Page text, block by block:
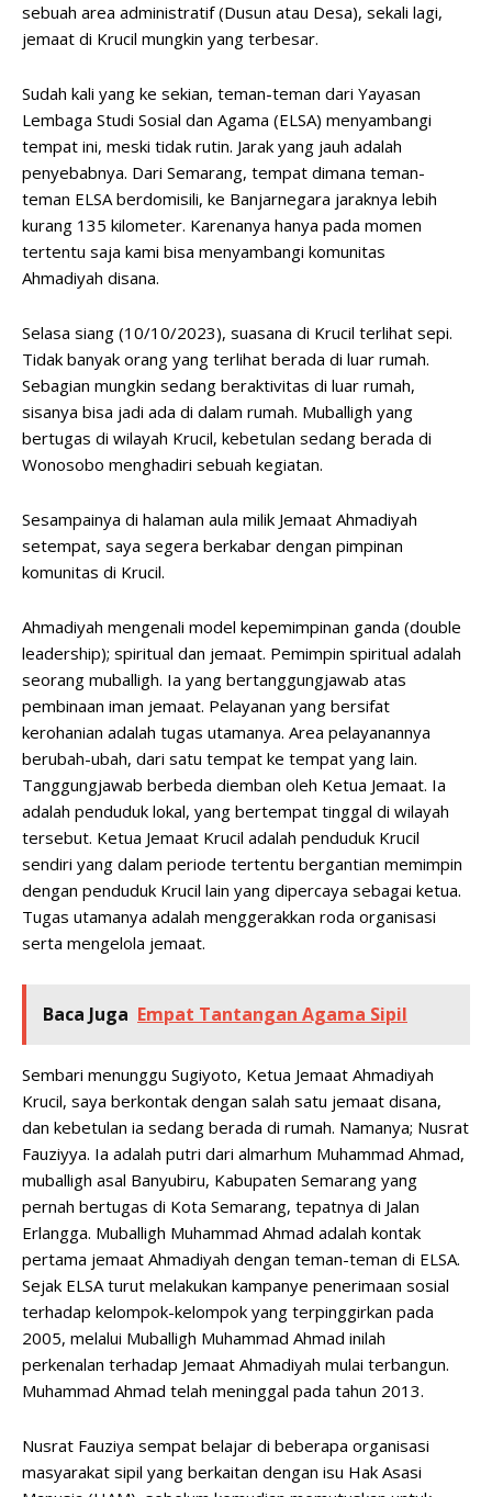
sebuah area administratif (Dusun atau Desa), sekali lagi,
jemaat di Krucil mungkin yang terbesar.
Sudah kali yang ke sekian, teman-teman dari Yayasan
Lembaga Studi Sosial dan Agama (ELSA) menyambangi
tempat ini, meski tidak rutin. Jarak yang jauh adalah
penyebabnya. Dari Semarang, tempat dimana teman-
teman ELSA berdomisili, ke Banjarnegara jaraknya lebih
kurang 135 kilometer. Karenanya hanya pada momen
tertentu saja kami bisa menyambangi komunitas
Ahmadiyah disana.
Selasa siang (10/10/2023), suasana di Krucil terlihat sepi.
Tidak banyak orang yang terlihat berada di luar rumah.
Sebagian mungkin sedang beraktivitas di luar rumah,
sisanya bisa jadi ada di dalam rumah. Muballigh yang
bertugas di wilayah Krucil, kebetulan sedang berada di
Wonosobo menghadiri sebuah kegiatan.
Sesampainya di halaman aula milik Jemaat Ahmadiyah
setempat, saya segera berkabar dengan pimpinan
komunitas di Krucil.
Ahmadiyah mengenali model kepemimpinan ganda (double
leadership); spiritual dan jemaat. Pemimpin spiritual adalah
seorang muballigh. Ia yang bertanggungjawab atas
pembinaan iman jemaat. Pelayanan yang bersifat
kerohanian adalah tugas utamanya. Area pelayanannya
berubah-ubah, dari satu tempat ke tempat yang lain.
Tanggungjawab berbeda diemban oleh Ketua Jemaat. Ia
adalah penduduk lokal, yang bertempat tinggal di wilayah
tersebut. Ketua Jemaat Krucil adalah penduduk Krucil
sendiri yang dalam periode tertentu bergantian memimpin
dengan penduduk Krucil lain yang dipercaya sebagai ketua.
Tugas utamanya adalah menggerakkan roda organisasi
serta mengelola jemaat.
Baca Juga Empat Tantangan Agama Sipil
Sembari menunggu Sugiyoto, Ketua Jemaat Ahmadiyah
Krucil, saya berkontak dengan salah satu jemaat disana,
dan kebetulan ia sedang berada di rumah. Namanya; Nusrat
Fauziyya. Ia adalah putri dari almarhum Muhammad Ahmad,
muballigh asal Banyubiru, Kabupaten Semarang yang
pernah bertugas di Kota Semarang, tepatnya di Jalan
Erlangga. Muballigh Muhammad Ahmad adalah kontak
pertama jemaat Ahmadiyah dengan teman-teman di ELSA.
Sejak ELSA turut melakukan kampanye penerimaan sosial
terhadap kelompok-kelompok yang terpinggirkan pada
2005, melalui Muballigh Muhammad Ahmad inilah
perkenalan terhadap Jemaat Ahmadiyah mulai terbangun.
Muhammad Ahmad telah meninggal pada tahun 2013.
Nusrat Fauziya sempat belajar di beberapa organisasi
masyarakat sipil yang berkaitan dengan isu Hak Asasi